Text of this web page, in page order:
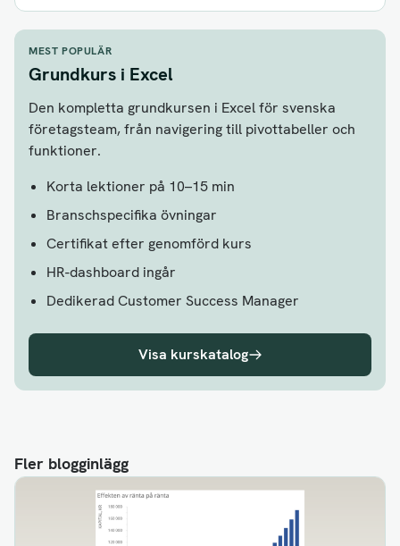
MEST POPULÄR
Grundkurs i Excel
Den kompletta grundkursen i Excel för svenska
företagsteam, från navigering till pivottabeller och
funktioner.
Korta lektioner på 10–15 min
Branschspecifika övningar
Certifikat efter genomförd kurs
HR-dashboard ingår
Dedikerad Customer Success Manager
Visa kurskatalog
Fler blogginlägg